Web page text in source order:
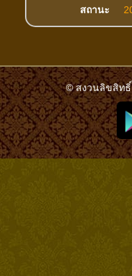
สถานะ
© สงวนลิขสิทธิ์